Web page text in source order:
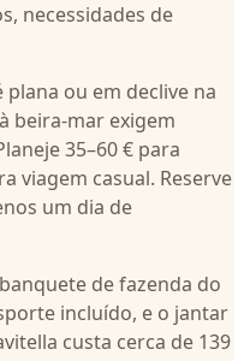
necessidades de
ou em declive na
beira-mar exigem
35–60 € para
viagem casual. Reserve
um dia de
de fazenda do
incluído, e o jantar
custa cerca de 139